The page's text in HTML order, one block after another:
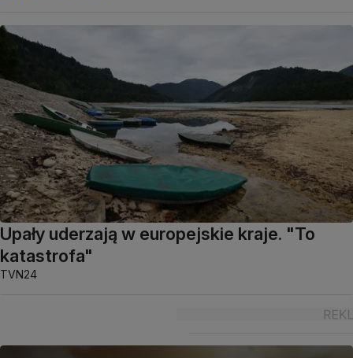
Upały uderzają w europejskie kraje. "To
katastrofa"
TVN24